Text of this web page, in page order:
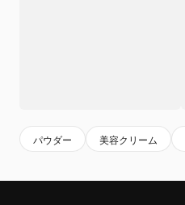
パウダー 美容クリーム